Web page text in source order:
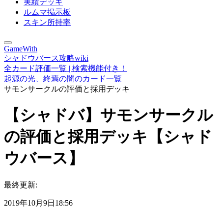
実績デッキ
ルムマ掲示板
スキン所持率
GameWith
シャドウバース攻略wiki
全カード評価一覧 | 検索機能付き！
起源の光、終焉の闇のカード一覧
サモンサークルの評価と採用デッキ
【シャドバ】サモンサークル
の評価と採用デッキ【シャド
ウバース】
最終更新:
2019年10月9日18:56